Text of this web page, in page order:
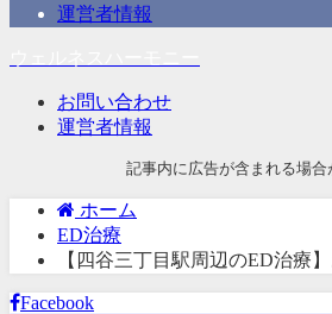
運営者情報
お問い合わせ
運営者情報
記事内に広告が含まれる場
ホーム
ED治療
【四谷三丁目駅周辺のED治療
Facebook